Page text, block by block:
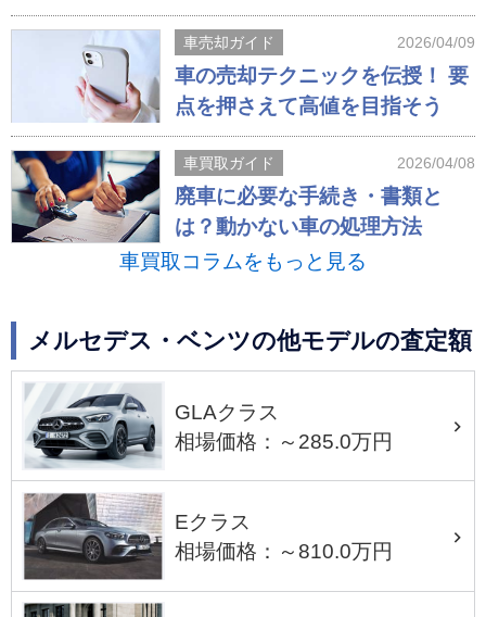
車売却ガイド 2026/04/09
車の売却テクニックを伝授！ 要
点を押さえて高値を目指そう
車買取ガイド 2026/04/08
廃車に必要な手続き・書類と
は？動かない車の処理方法
車買取コラムをもっと見る
メルセデス・ベンツの他モデルの査定額
GLAクラス
相場価格：～285.0万円
Eクラス
相場価格：～810.0万円